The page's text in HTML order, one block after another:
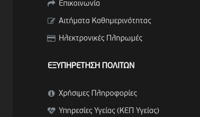
Επικοινωνία
Αιτήματα Καθημερινότητας
Ηλεκτρονικές Πληρωμές
ΕΞΥΠΗΡΕΤΗΣΗ ΠΟΛΙΤΩΝ
Χρήσιμες Πληροφορίες
Υπηρεσίες Υγείας (ΚΕΠ Υγείας)